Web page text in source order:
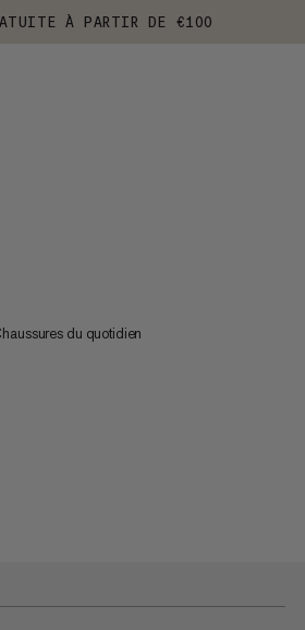
À PARTIR DE €100
du quotidien